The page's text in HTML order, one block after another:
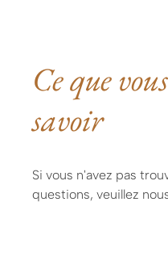
Ce que
savoir
Si vous n'avez pas
questions, veuillez